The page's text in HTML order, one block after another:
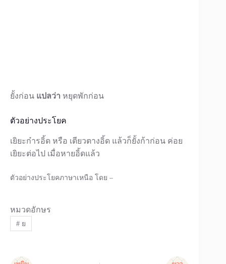
ยั้งก่อน แปลว่า หยุดพักก่อน
ตัวอย่างประโยค
เยิยะก๋ารอิ้ด หรือ เตียวตางอิ้ด แล้วก็ยั้งก้าก่อน ค่อย
เยิยะต่อไป เมื่อหายอิ้ดแล้ว
ตัวอย่างประโยคภาษาเหนือ โดย –
หมวดอักษร
#ย